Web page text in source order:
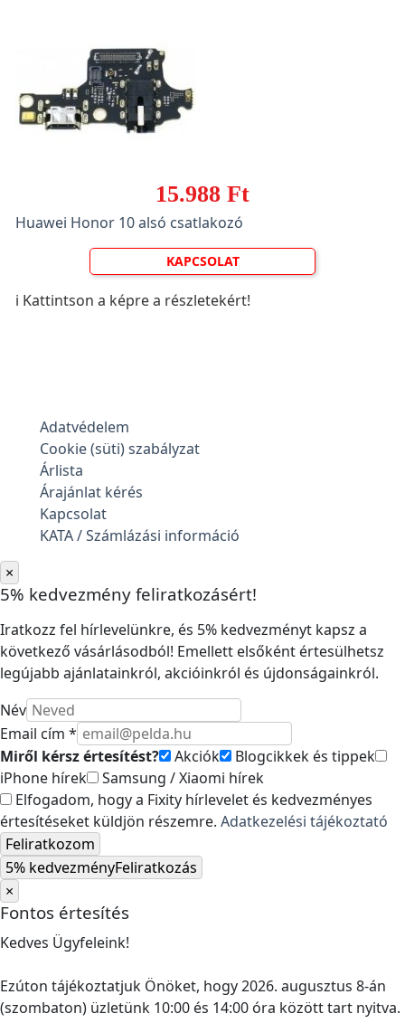
15.988 Ft
Huawei Honor 10 alsó csatlakozó
KAPCSOLAT
ℹ️ Kattintson a képre a részletekért!
Adatvédelem
Cookie (süti) szabályzat
Árlista
Árajánlat kérés
Kapcsolat
KATA / Számlázási információ
×
5% kedvezmény feliratkozásért!
Iratkozz fel hírlevelünkre, és 5% kedvezményt kapsz a
következő vásárlásodból! Emellett elsőként értesülhetsz
legújabb ajánlatainkról, akcióinkról és újdonságainkról.
Név
Email cím *
Miről kérsz értesítést?
Akciók
Blogcikkek és tippek
iPhone hírek
Samsung / Xiaomi hírek
Elfogadom, hogy a Fixity hírlevelet és kedvezményes
értesítéseket küldjön részemre. Adatkezelési tájékoztató
Feliratkozom
5% kedvezményFeliratkozás
×
Fontos értesítés
Kedves Ügyfeleink!
Ezúton tájékoztatjuk Önöket, hogy 2026. augusztus 8-án
(szombaton) üzletünk 10:00 és 14:00 óra között tart nyitva.